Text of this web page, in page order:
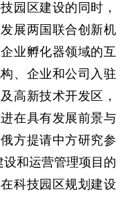
区建设的同时，
展两国联合创新机
业孵化器领域的互
、企业和公司入驻
高新技术开发区，
在具有发展前景与
方提请中方研究参
设和运营管理项目的
科技园区规划建设